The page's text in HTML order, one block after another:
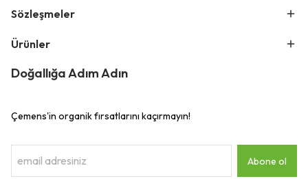
Sözleşmeler
Ürünler
Doğallığa Adım Adın
Çemens'in organik fırsatlarını kaçırmayın!
Abone ol